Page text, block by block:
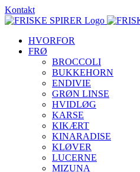
Skip
to
Kontakt
HVORFOR
FRØ
BROCCOLI
BUKKEHORN
ENDIVIE
GRØN LINSE
HVIDLØG
KARSE
KIKÆRT
KINARADISE
KLØVER
LUCERNE
MIZUNA